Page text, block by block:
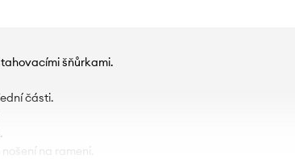
šňůrkami.
části.
na rameni.